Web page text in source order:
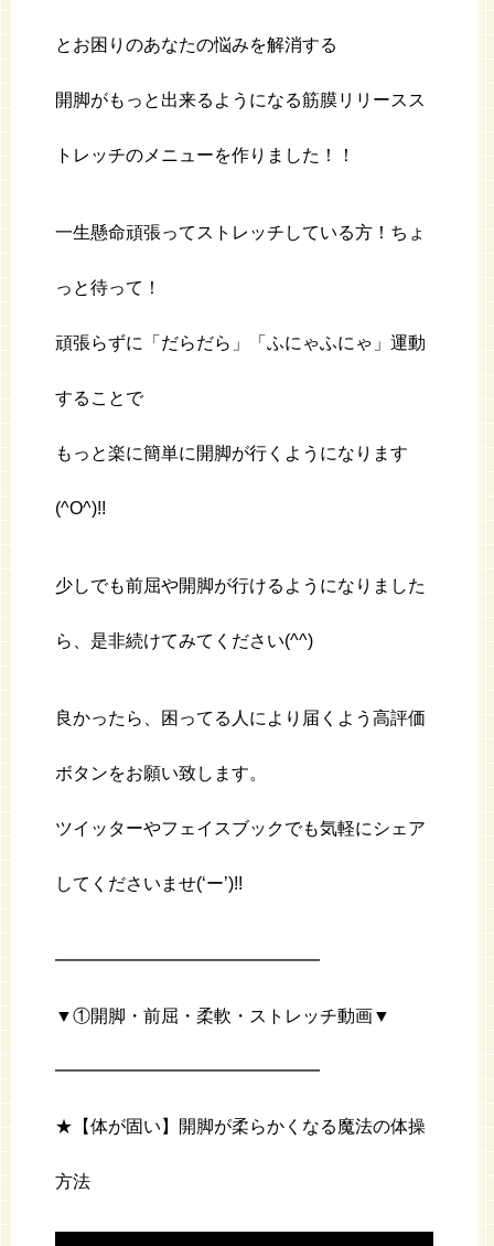
とお困りのあなたの悩みを解消する
開脚がもっと出来るようになる筋膜リリースス
トレッチのメニューを作りました！！
一生懸命頑張ってストレッチしている方！ちょ
っと待って！
頑張らずに「だらだら」「ふにゃふにゃ」運動
することで
もっと楽に簡単に開脚が行くようになります
(^O^)!!
少しでも前屈や開脚が行けるようになりました
ら、是非続けてみてください(^^)
良かったら、困ってる人により届くよう高評価
ボタンをお願い致します。
ツイッターやフェイスブックでも気軽にシェア
してくださいませ(‘ー’)!!
━━━━━━━━━━━━━━━
▼①開脚・前屈・柔軟・ストレッチ動画▼
━━━━━━━━━━━━━━━
★【体が固い】開脚が柔らかくなる魔法の体操
方法